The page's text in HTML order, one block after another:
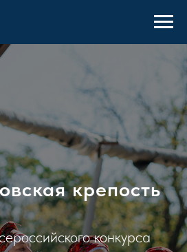
крепость
конкурса